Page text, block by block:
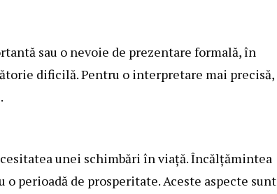
sau o nevoie de prezentare formală, în
dificilă. Pentru o interpretare mai precisă,
unei schimbări în viață. Încălțămintea
perioadă de prosperitate. Aceste aspecte sunt